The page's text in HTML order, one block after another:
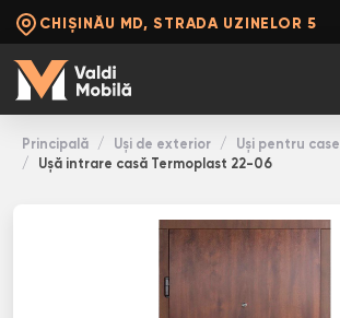
CHIȘINĂU MD, STRADA UZINELOR 5
Principală Uși de exterior
Uși pentru case
Ușă intrare casă Termoplast 22-06